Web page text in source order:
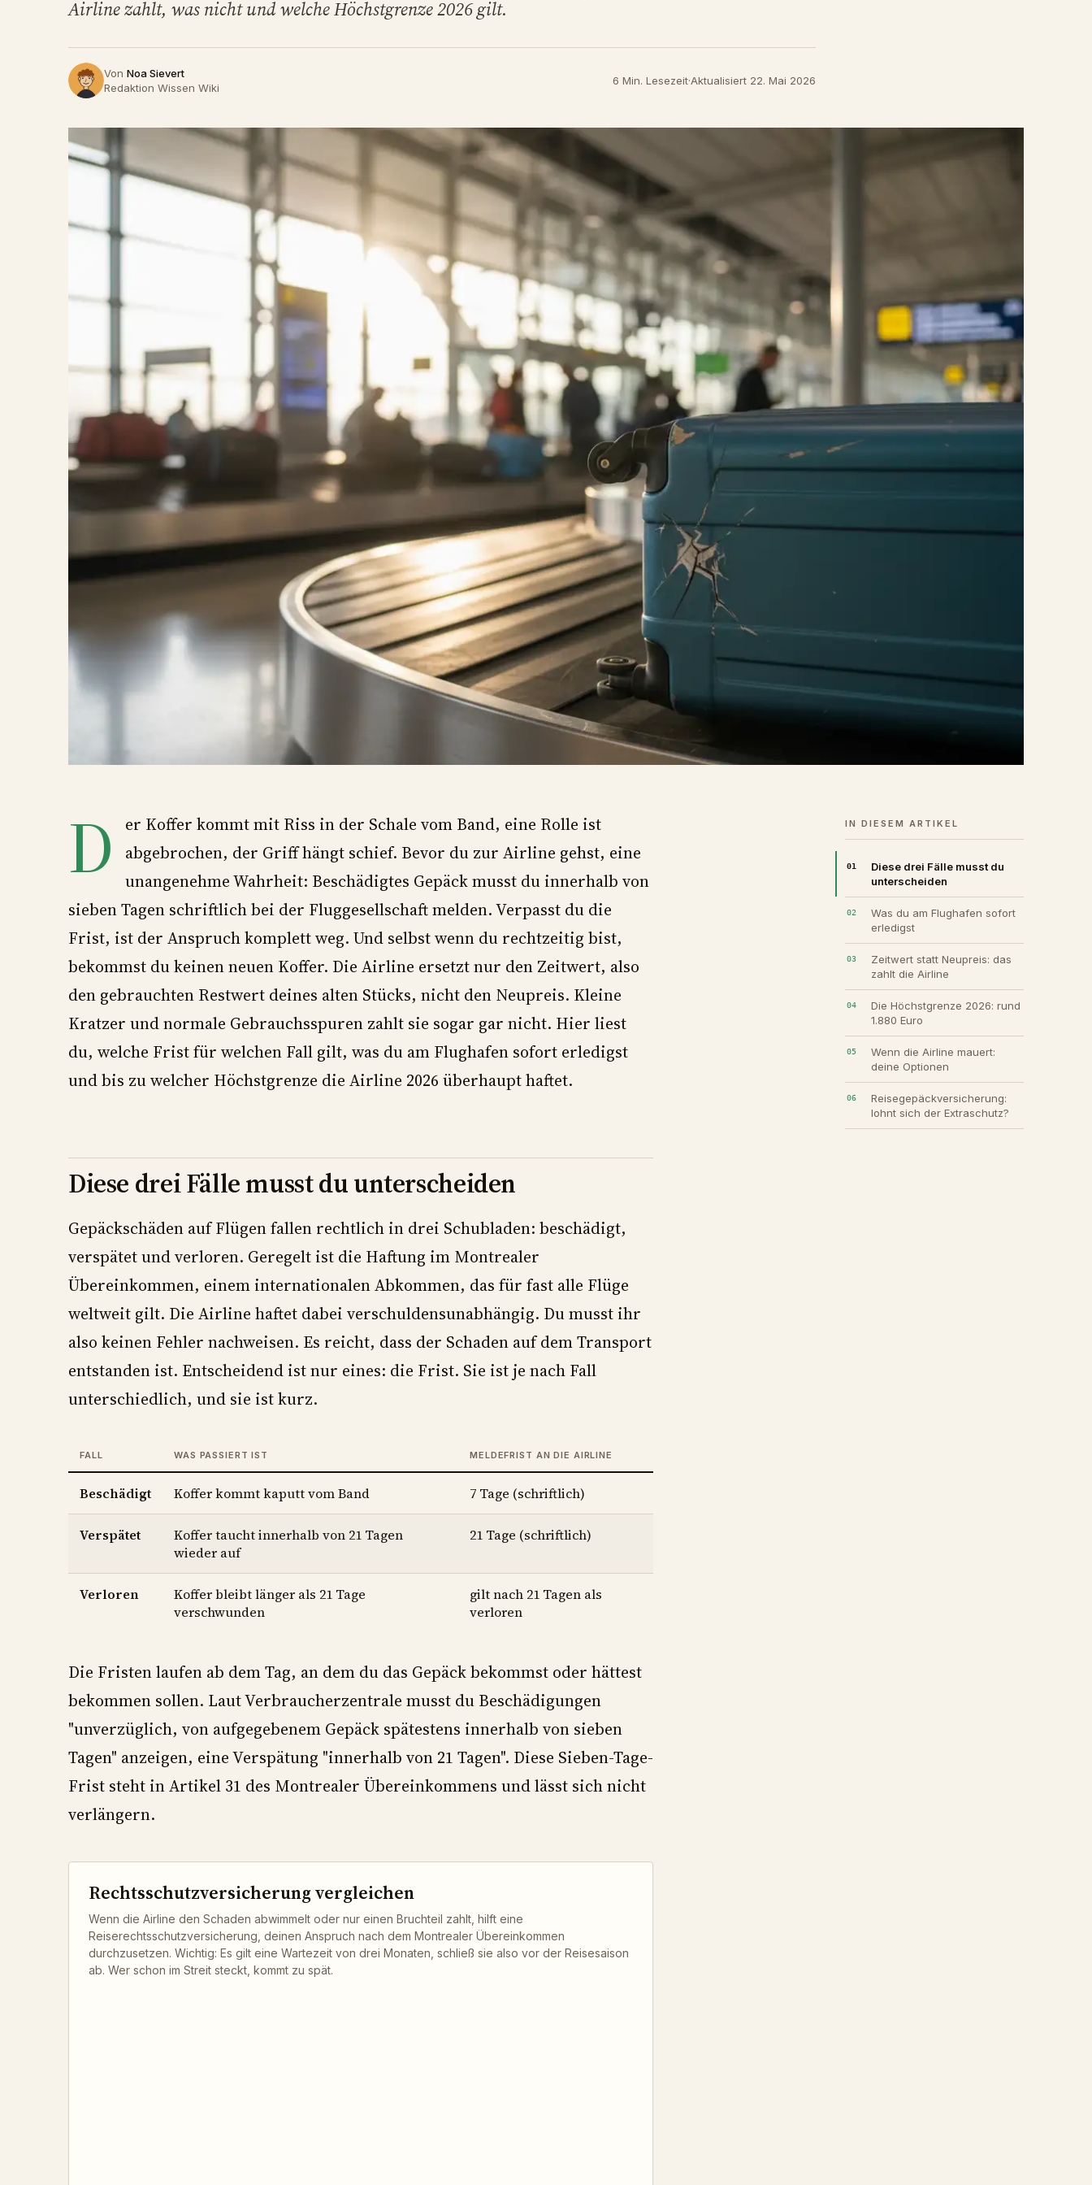
Airline zahlt, was nicht und welche Höchstgrenze 2026 gilt.
Von Noa Sievert
Redaktion Wissen Wiki
6 Min. Lesezeit·Aktualisiert 22. Mai 2026
IN DIESEM ARTIKEL
Diese drei Fälle musst du
unterscheiden
Was du am Flughafen sofort
erledigst
Zeitwert statt Neupreis: das
zahlt die Airline
Die Höchstgrenze 2026: rund
1.880 Euro
Wenn die Airline mauert:
deine Optionen
Reisegepäckversicherung:
lohnt sich der Extraschutz?
D
er Koffer kommt mit Riss in der Schale vom Band, eine Rolle ist
abgebrochen, der Griff hängt schief. Bevor du zur Airline gehst, eine
unangenehme Wahrheit: Beschädigtes Gepäck musst du innerhalb von
sieben Tagen schriftlich bei der Fluggesellschaft melden. Verpasst du die
Frist, ist der Anspruch komplett weg. Und selbst wenn du rechtzeitig bist,
bekommst du keinen neuen Koffer. Die Airline ersetzt nur den Zeitwert, also
den gebrauchten Restwert deines alten Stücks, nicht den Neupreis. Kleine
Kratzer und normale Gebrauchsspuren zahlt sie sogar gar nicht. Hier liest
du, welche Frist für welchen Fall gilt, was du am Flughafen sofort erledigst
und bis zu welcher Höchstgrenze die Airline 2026 überhaupt haftet.
Diese drei Fälle musst du unterscheiden
Gepäckschäden auf Flügen fallen rechtlich in drei Schubladen: beschädigt,
verspätet und verloren. Geregelt ist die Haftung im Montrealer
Übereinkommen, einem internationalen Abkommen, das für fast alle Flüge
weltweit gilt. Die Airline haftet dabei verschuldensunabhängig. Du musst ihr
also keinen Fehler nachweisen. Es reicht, dass der Schaden auf dem Transport
entstanden ist. Entscheidend ist nur eines: die Frist. Sie ist je nach Fall
unterschiedlich, und sie ist kurz.
FALL WAS PASSIERT IST MELDEFRIST AN DIE AIRLINE
Beschädigt Koffer kommt kaputt vom Band 7 Tage (schriftlich)
Verspätet
Koffer taucht innerhalb von 21 Tagen
wieder auf
21 Tage (schriftlich)
Verloren
Koffer bleibt länger als 21 Tage
verschwunden
gilt nach 21 Tagen als
verloren
Die Fristen laufen ab dem Tag, an dem du das Gepäck bekommst oder hättest
bekommen sollen. Laut Verbraucherzentrale musst du Beschädigungen
"unverzüglich, von aufgegebenem Gepäck spätestens innerhalb von sieben
Tagen" anzeigen, eine Verspätung "innerhalb von 21 Tagen". Diese Sieben-Tage-
Frist steht in Artikel 31 des Montrealer Übereinkommens und lässt sich nicht
verlängern.
Rechtsschutzversicherung vergleichen
Wenn die Airline den Schaden abwimmelt oder nur einen Bruchteil zahlt, hilft eine
Reiserechtsschutzversicherung, deinen Anspruch nach dem Montrealer Übereinkommen
durchzusetzen. Wichtig: Es gilt eine Wartezeit von drei Monaten, schließ sie also vor der Reisesaison
ab. Wer schon im Streit steckt, kommt zu spät.